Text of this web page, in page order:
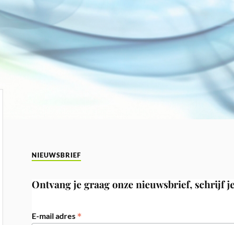
NIEUWSBRIEF
Ontvang je graag onze nieuwsbrief, schrijf
E-mail adres *